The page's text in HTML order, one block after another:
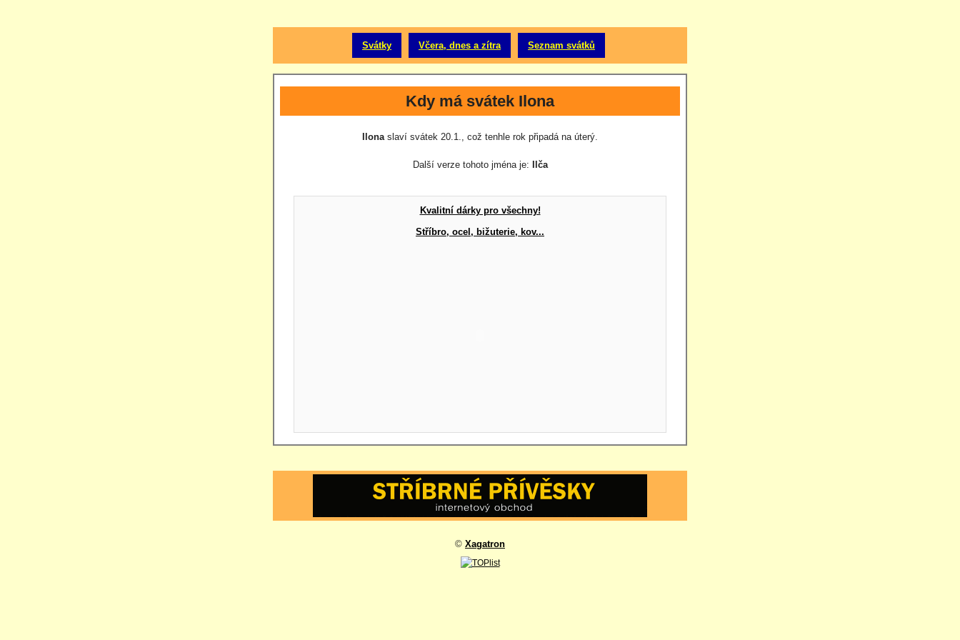
Svátky Včera, dnes a zítra Seznam svátků
Kdy má svátek Ilona
Ilonaslaví svátek 20.1., což tenhle rok připadá na úterý.
Další verze tohoto jména je: Ilča
Kvalitní dárky pro všechny!
Stříbro, ocel, bižuterie, kov...
© Xagatron